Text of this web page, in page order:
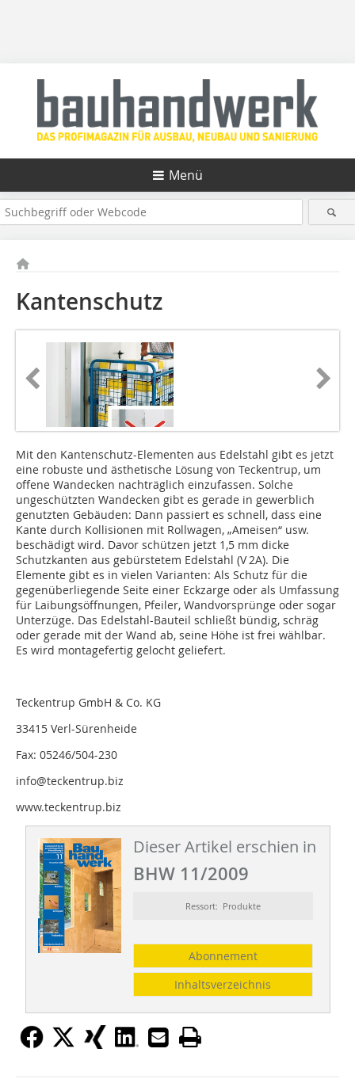
Menü
Kantenschutz
Mit den Kantenschutz-Elementen aus Edelstahl gibt es jetzt
eine robuste und ästhetische Lösung von Teckentrup, um
offene Wandecken nachträglich einzufassen. Solche
ungeschützten Wandecken gibt es gerade in gewerblich
genutzten Gebäuden: Dann passiert es schnell, dass eine
Kante durch Kollisionen mit Rollwagen, „Ameisen“ usw.
beschädigt wird. Davor schützen jetzt 1,5 mm dicke
Schutzkanten aus gebürstetem Edelstahl (V 2A). Die
Elemente gibt es in vielen Varianten: Als Schutz für die
gegenüberliegende Seite einer Eckzarge oder als Umfassung
für Laibungsöffnungen, Pfeiler, Wandvorsprünge oder sogar
Unterzüge. Das Edelstahl-Bauteil schließt bündig, schräg
oder gerade mit der Wand ab, seine Höhe ist frei wählbar.
Es wird montagefertig gelocht geliefert.
Teckentrup GmbH & Co. KG
33415 Verl-Sürenheide
Fax: 05246/504-230
info@teckentrup.biz
www.teckentrup.biz
Dieser Artikel erschien in
BHW 11/2009
Ressort: Produkte
Abonnement
Inhaltsverzeichnis